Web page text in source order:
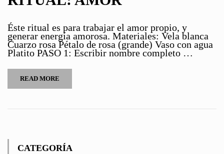
Éste ritual es para trabajar el amor propio, y
generar energía amorosa. Materiales: Vela blanca
Cuarzo rosa Pétalo de rosa (grande) Vaso con agua
Platito PASO 1: Escribir nombre completo …
READ MORE
CATEGORÍA